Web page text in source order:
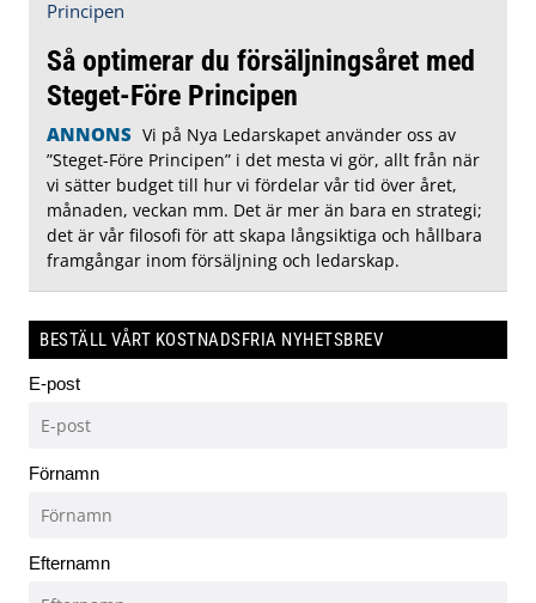
Så optimerar du försäljningsåret med
Steget-Före Principen
ANNONS Vi på Nya Ledarskapet använder oss av
”Steget-Före Principen” i det mesta vi gör, allt från när
vi sätter budget till hur vi fördelar vår tid över året,
månaden, veckan mm. Det är mer än bara en strategi;
det är vår filosofi för att skapa långsiktiga och hållbara
framgångar inom försäljning och ledarskap.
BESTÄLL VÅRT KOSTNADSFRIA NYHETSBREV
E-post
Förnamn
Efternamn